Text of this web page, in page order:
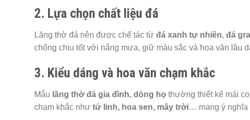
2. Lựa chọn chất liệu đá
Lăng thờ đá nên được chế tác từ đá xanh tự nhiên, đá
chống chịu tốt với nắng mưa, giữ màu sắc và hoa văn lâu
3. Kiểu dáng và hoa văn chạm khắc
Mẫu lăng thờ đá gia đình, dòng họ thường thiết kế mái
chạm khắc như tứ linh, hoa sen, mây trời… mang ý nghĩa